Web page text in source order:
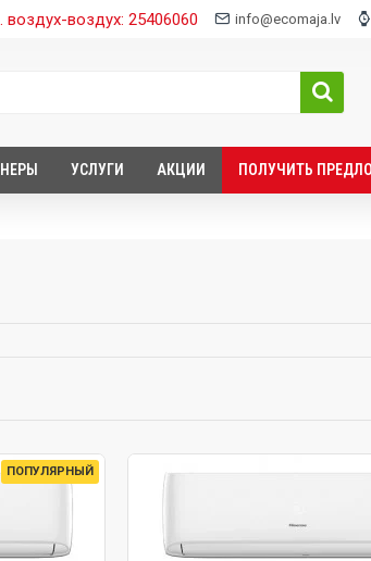
воздух-воздух: 25406060 info@ecomaja.lv
УСЛУГИ АКЦИИ ПОЛУЧИТЬ
ПОПУЛЯРНЫЙ